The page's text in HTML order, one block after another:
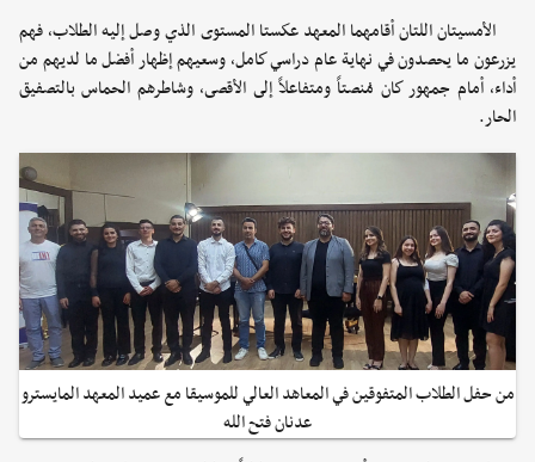
الأمسيتان اللتان أقامهما المعهد عكستا المستوى الذي وصل إليه الطلاب، فهم
يزرعون ما يحصدون في نهاية عام دراسي كامل، وسعيهم إظهار أفضل ما لديهم من
أداء، أمام جمهور كان مُنصتاً ومتفاعلاً إلى الأقصى، وشاطرهم الحماس بالتصفيق
الحار.
من حفل الطلاب المتفوقين في المعاهد العالي للموسيقا مع عميد المعهد المايسترو
عدنان فتح الله